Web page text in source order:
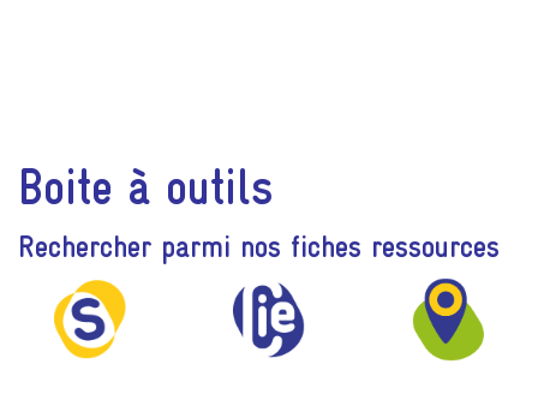
Boite à outils
Rechercher parmi nos fiches ressources